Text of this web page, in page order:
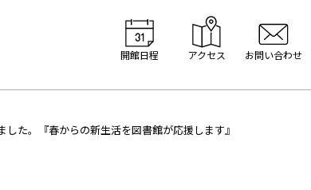
開館日程 アクセス お問い合わせ
した。『春からの新生活を図書館が応援します』